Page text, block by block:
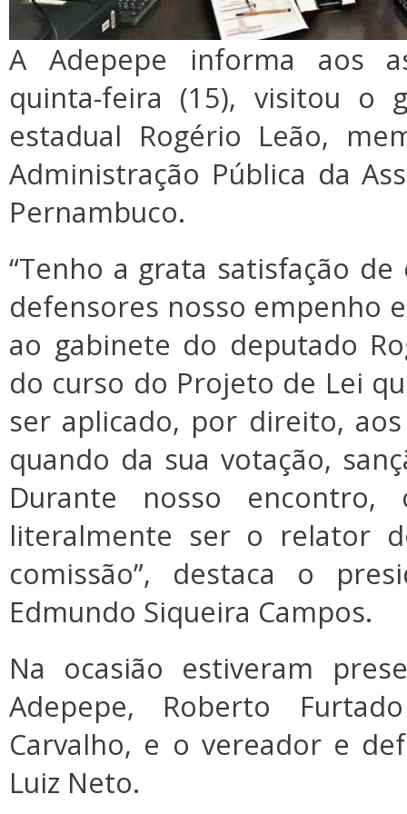
A Adepepe informa aos
quinta-feira (15), visitou o
estadual Rogério Leão,
Administração Pública da
Pernambuco.
“Tenho a grata satisfação
defensores nosso empenho
ao gabinete do deputado
do curso do Projeto de Lei
ser aplicado, por direito,
quando da sua votação,
Durante nosso encontro,
literalmente ser o relator
comissão”, destaca o
Edmundo Siqueira Campos.
Na ocasião estiveram
Adepepe, Roberto
Carvalho, e o vereador e
Luiz Neto.